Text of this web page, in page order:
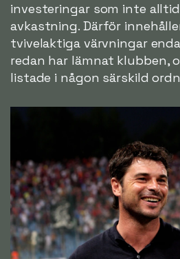
investeringar som inte
avkastning. Därför
tvivelaktiga värvningar
redan har lämnat klubben,
listade i någon särskild